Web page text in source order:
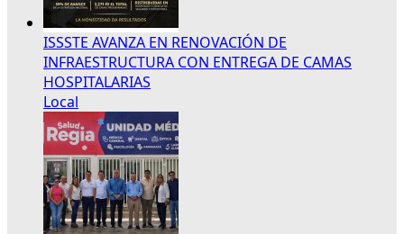
ISSSTE AVANZA EN RENOVACIÓN DE
INFRAESTRUCTURA CON ENTREGA DE CAMAS
HOSPITALARIAS
Local